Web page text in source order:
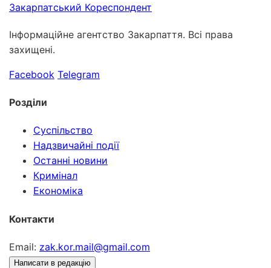
Закарпатський Кореспондент
Інформаційне агентство Закарпаття. Всі права
захищені.
Facebook Telegram
Розділи
Суспільство
Надзвичайні події
Останні новини
Кримінал
Економіка
Контакти
Email: zak.kor.mail@gmail.com
Написати в редакцію